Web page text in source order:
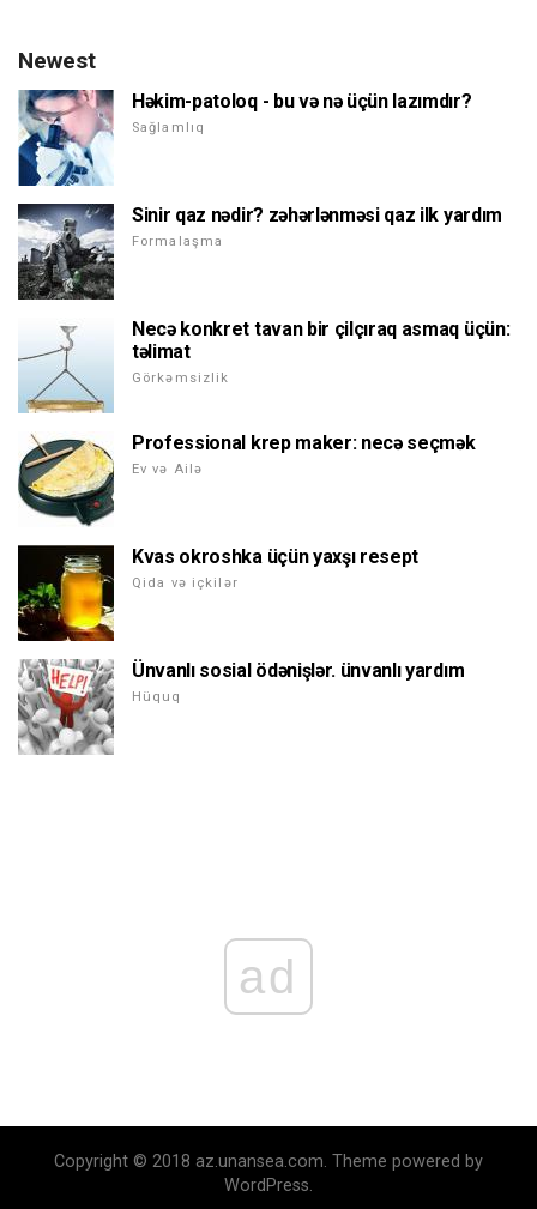
Newest
Həkim-patoloq - bu və nə üçün lazımdır?
Sağlamlıq
Sinir qaz nədir? zəhərlənməsi qaz ilk yardım
Formalaşma
Necə konkret tavan bir çilçıraq asmaq üçün:
təlimat
Görkəmsizlik
Professional krep maker: necə seçmək
Ev və Ailə
Kvas okroshka üçün yaxşı resept
Qida və içkilər
Ünvanlı sosial ödənişlər. ünvanlı yardım
Hüquq
ad
Copyright © 2018 az.unansea.com. Theme powered by
WordPress.